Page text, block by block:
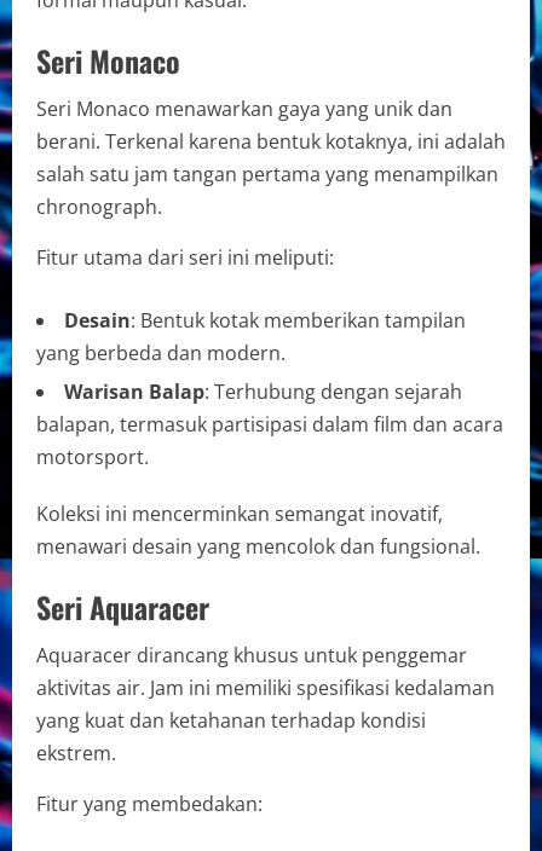
Seri Monaco
Seri Monaco menawarkan gaya yang unik dan
berani. Terkenal karena bentuk kotaknya, ini adalah
salah satu jam tangan pertama yang menampilkan
chronograph.
Fitur utama dari seri ini meliputi:
Desain: Bentuk kotak memberikan tampilan
yang berbeda dan modern.
Warisan Balap: Terhubung dengan sejarah
balapan, termasuk partisipasi dalam film dan acara
motorsport.
Koleksi ini mencerminkan semangat inovatif,
menawari desain yang mencolok dan fungsional.
Seri Aquaracer
Aquaracer dirancang khusus untuk penggemar
aktivitas air. Jam ini memiliki spesifikasi kedalaman
yang kuat dan ketahanan terhadap kondisi
ekstrem.
Fitur yang membedakan: